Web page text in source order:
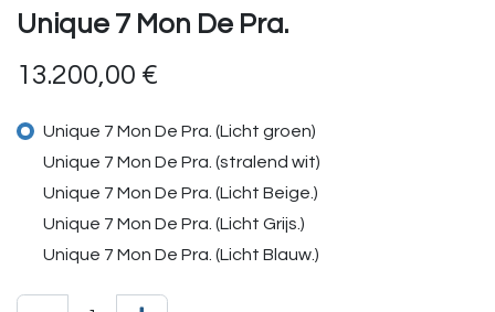
Unique 7 Mon De Pra.
13.200,00 €
Unique 7 Mon De Pra. (Licht groen)
Unique 7 Mon De Pra. (stralend wit)
Unique 7 Mon De Pra. (Licht Beige.)
Unique 7 Mon De Pra. (Licht Grijs.)
Unique 7 Mon De Pra. (Licht Blauw.)